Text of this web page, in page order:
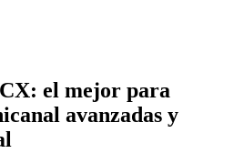
el mejor para
avanzadas y